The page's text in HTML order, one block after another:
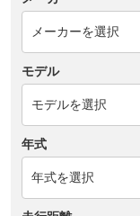
モデル
年式